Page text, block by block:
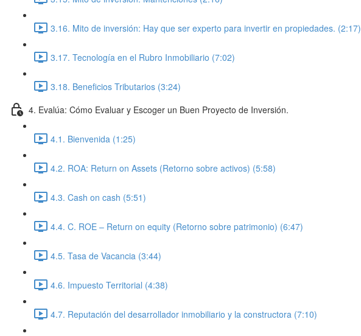
3.16. Mito de inversión: Hay que ser experto para invertir en propiedades. (2:17)
3.17. Tecnología en el Rubro Inmobiliario (7:02)
3.18. Beneficios Tributarios (3:24)
4. Evalúa: Cómo Evaluar y Escoger un Buen Proyecto de Inversión.
4.1. Bienvenida (1:25)
4.2. ROA: Return on Assets (Retorno sobre activos) (5:58)
4.3. Cash on cash (5:51)
4.4. C. ROE – Return on equity (Retorno sobre patrimonio) (6:47)
4.5. Tasa de Vacancia (3:44)
4.6. Impuesto Territorial (4:38)
4.7. Reputación del desarrollador inmobiliario y la constructora (7:10)